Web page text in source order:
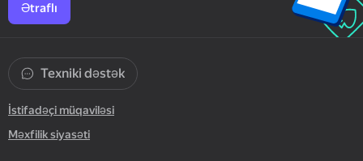
Ətraflı
İstifadəçi müqaviləsi
Məxfilik siyasəti
Texniki dəstək